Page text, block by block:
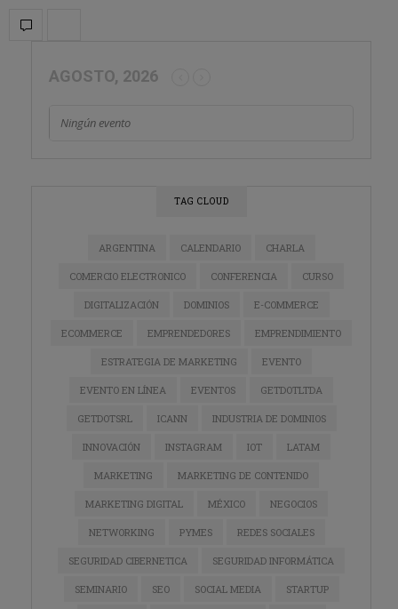
AGOSTO, 2026
Ningún evento
TAG CLOUD
ARGENTINA CALENDARIO CHARLA
COMERCIO ELECTRONICO CONFERENCIA CURSO
DIGITALIZACIÓN DOMINIOS E-COMMERCE
ECOMMERCE EMPRENDEDORES EMPRENDIMIENTO
ESTRATEGIA DE MARKETING EVENTO
EVENTO EN LÍNEA EVENTOS GETDOTLTDA
GETDOTSRL ICANN INDUSTRIA DE DOMINIOS
INNOVACIÓN INSTAGRAM IOT LATAM
MARKETING MARKETING DE CONTENIDO
MARKETING DIGITAL MÉXICO NEGOCIOS
NETWORKING PYMES REDES SOCIALES
SEGURIDAD CIBERNETICA SEGURIDAD INFORMÁTICA
SEMINARIO SEO SOCIAL MEDIA STARTUP